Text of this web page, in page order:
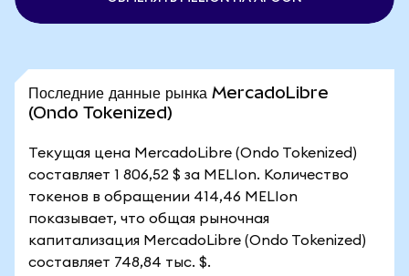
Последние данные рынка MercadoLibre
(Ondo Tokenized)
Текущая цена MercadoLibre (Ondo Tokenized)
составляет 1 806,52 $ за MELIon. Количество
токенов в обращении 414,46 MELIon
показывает, что общая рыночная
капитализация MercadoLibre (Ondo Tokenized)
составляет 748,84 тыс. $.